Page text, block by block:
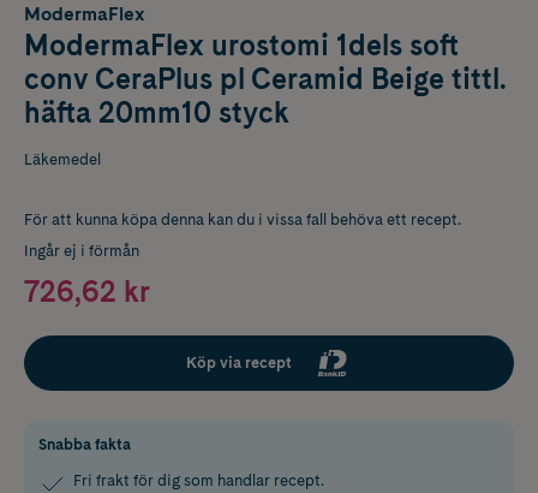
ModermaFlex
ModermaFlex urostomi 1dels soft
conv CeraPlus pl Ceramid Beige tittl.
häfta 20mm10 styck
Läkemedel
För att kunna köpa denna kan du i vissa fall behöva ett recept.
Ingår ej i förmån
726,62 kr
Köp via recept
Snabba fakta
Fri frakt för dig som handlar recept.